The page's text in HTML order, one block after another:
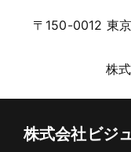
〒150-0012 東
株
株式会社ビジ